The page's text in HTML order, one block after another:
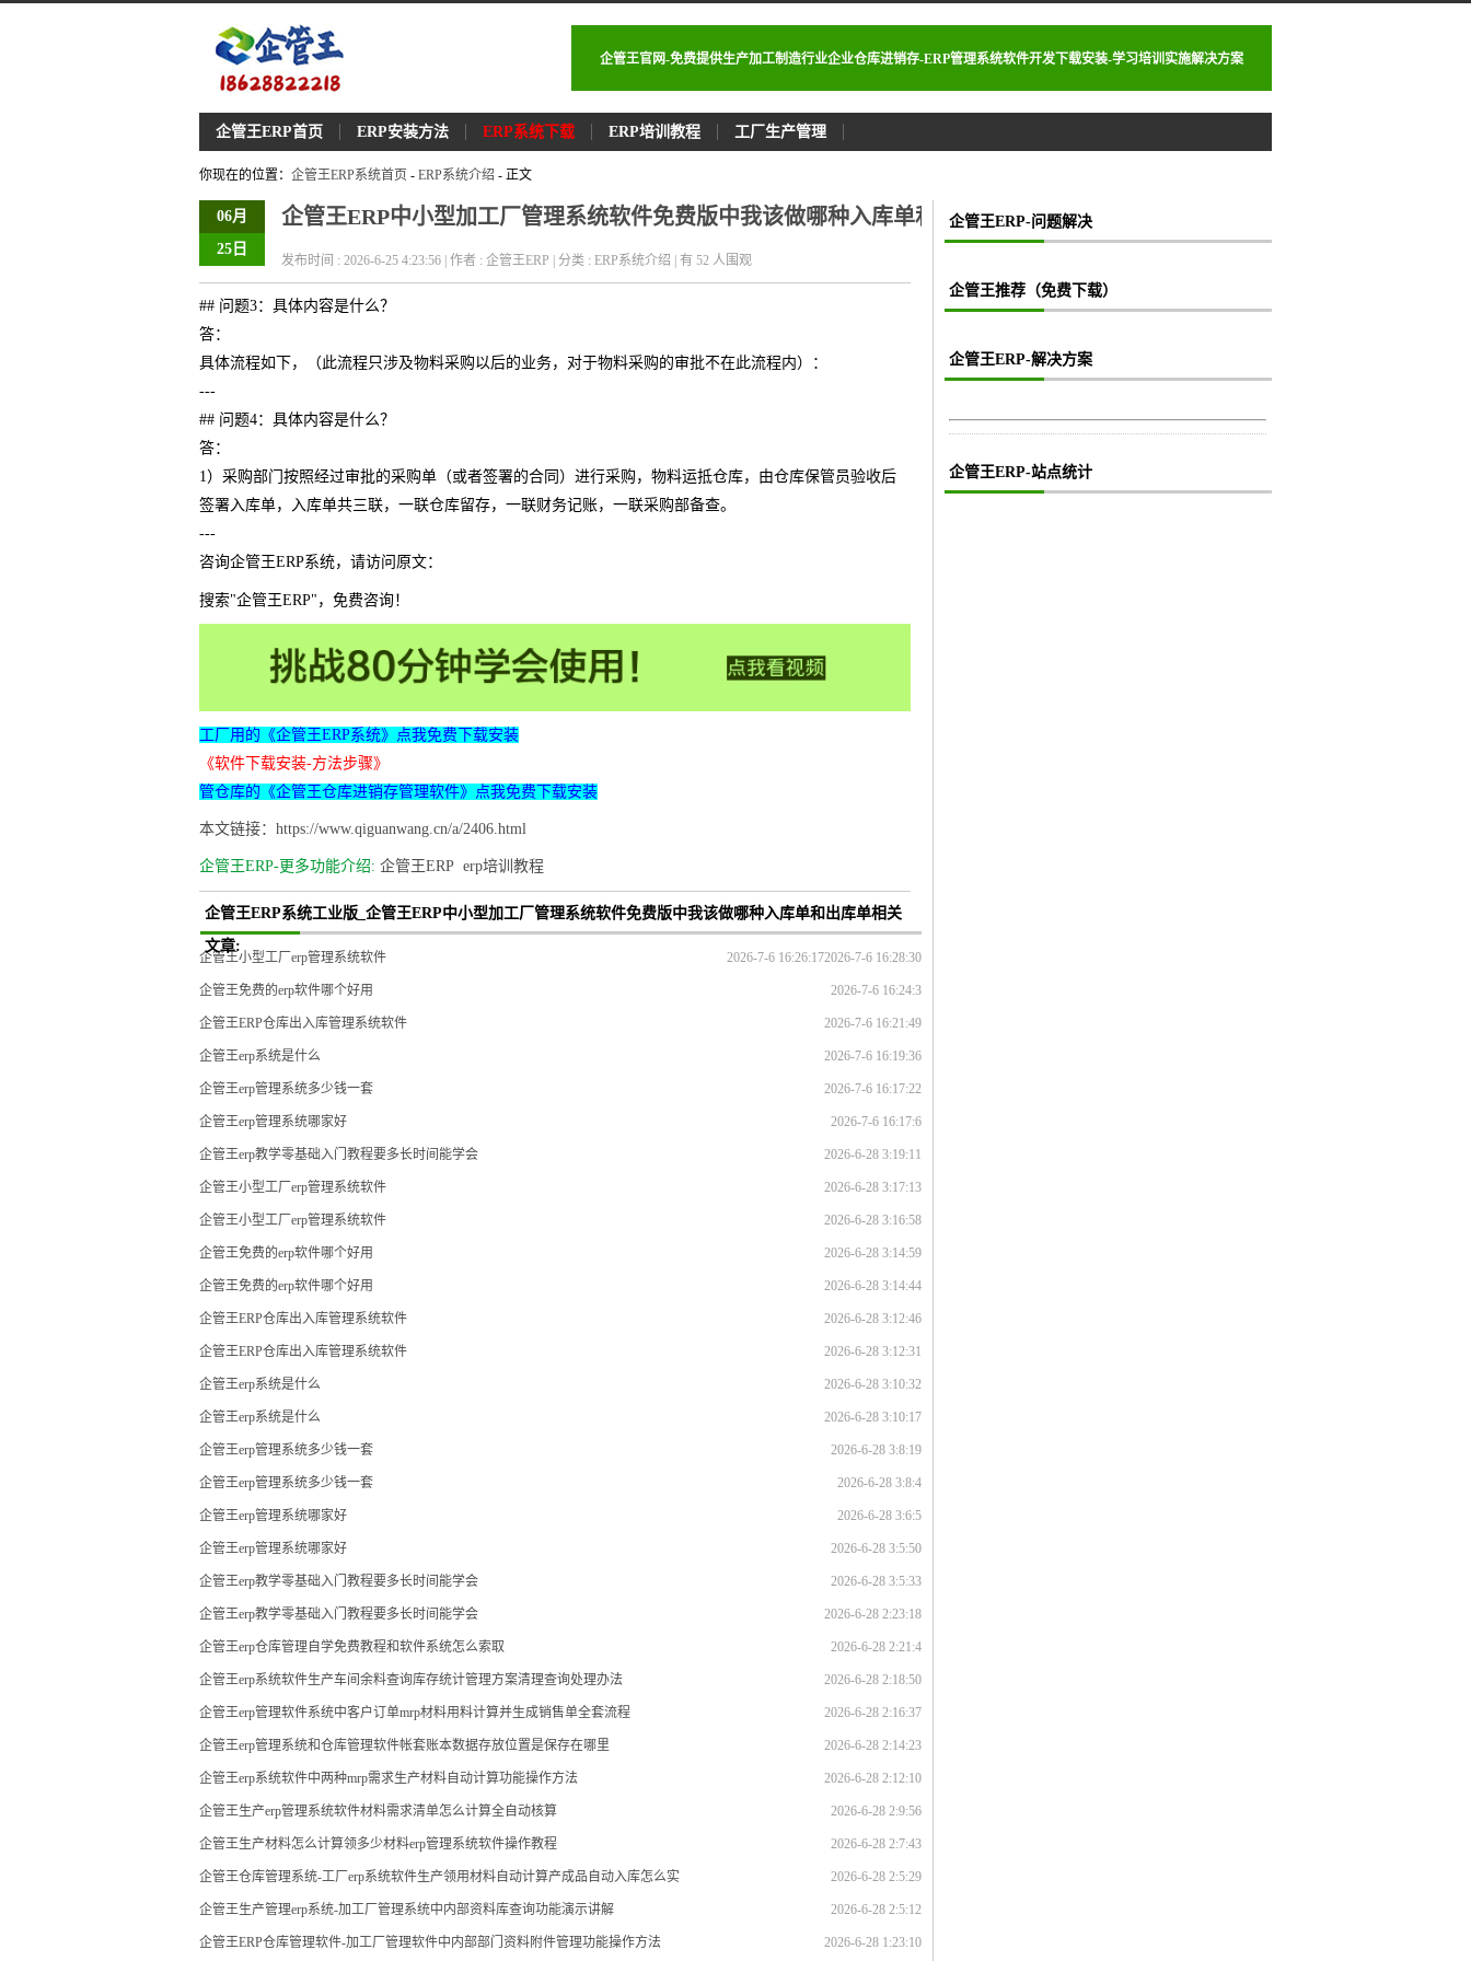
企管王官网-免费提供生产加工制造行业企业仓库进销存-ERP管理系统软件开发下载安装-学习培训实施解决方案
企管王ERP首页 ERP安装方法 ERP系统下载 ERP培训教程 工厂生产管理
你现在的位置： 企管王ERP系统首页 - ERP系统介绍 - 正文
06月
25日
企管王ERP中小型加工厂管理系统软件免费版中我该做哪种入库单和出库单
发布时间 : 2026-6-25 4:23:56 | 作者 : 企管王ERP | 分类 : ERP系统介绍 | 有 52 人围观
## 问题3：具体内容是什么？
答：
具体流程如下，（此流程只涉及物料采购以后的业务，对于物料采购的审批不在此流程内）：
---
## 问题4：具体内容是什么？
答：
1）采购部门按照经过审批的采购单（或者签署的合同）进行采购，物料运抵仓库，由仓库保管员验收后
签署入库单，入库单共三联，一联仓库留存，一联财务记账，一联采购部备查。
---
咨询企管王ERP系统，请访问原文：
搜索"企管王ERP"，免费咨询！
工厂用的《企管王ERP系统》点我免费下载安装
《软件下载安装-方法步骤》
管仓库的《企管王仓库进销存管理软件》点我免费下载安装
本文链接：https://www.qiguanwang.cn/a/2406.html
企管王ERP-更多功能介绍: 企管王ERP erp培训教程
企管王ERP系统工业版_企管王ERP中小型加工厂管理系统软件免费版中我该做哪种入库单和出库单相关
文章:
2026-7-6 16:28:30
企管王小型工厂erp管理系统软件 2026-7-6 16:26:17
企管王免费的erp软件哪个好用 2026-7-6 16:24:3
企管王ERP仓库出入库管理系统软件 2026-7-6 16:21:49
企管王erp系统是什么 2026-7-6 16:19:36
企管王erp管理系统多少钱一套 2026-7-6 16:17:22
企管王erp管理系统哪家好 2026-7-6 16:17:6
企管王erp教学零基础入门教程要多长时间能学会 2026-6-28 3:19:11
企管王小型工厂erp管理系统软件 2026-6-28 3:17:13
企管王小型工厂erp管理系统软件 2026-6-28 3:16:58
企管王免费的erp软件哪个好用 2026-6-28 3:14:59
企管王免费的erp软件哪个好用 2026-6-28 3:14:44
企管王ERP仓库出入库管理系统软件 2026-6-28 3:12:46
企管王ERP仓库出入库管理系统软件 2026-6-28 3:12:31
企管王erp系统是什么 2026-6-28 3:10:32
企管王erp系统是什么 2026-6-28 3:10:17
企管王erp管理系统多少钱一套 2026-6-28 3:8:19
企管王erp管理系统多少钱一套 2026-6-28 3:8:4
企管王erp管理系统哪家好 2026-6-28 3:6:5
企管王erp管理系统哪家好 2026-6-28 3:5:50
企管王erp教学零基础入门教程要多长时间能学会 2026-6-28 3:5:33
企管王erp教学零基础入门教程要多长时间能学会 2026-6-28 2:23:18
企管王erp仓库管理自学免费教程和软件系统怎么索取 2026-6-28 2:21:4
企管王erp系统软件生产车间余料查询库存统计管理方案清理查询处理办法 2026-6-28 2:18:50
企管王erp管理软件系统中客户订单mrp材料用料计算并生成销售单全套流程 2026-6-28 2:16:37
企管王erp管理系统和仓库管理软件帐套账本数据存放位置是保存在哪里 2026-6-28 2:14:23
企管王erp系统软件中两种mrp需求生产材料自动计算功能操作方法 2026-6-28 2:12:10
企管王生产erp管理系统软件材料需求清单怎么计算全自动核算 2026-6-28 2:9:56
企管王生产材料怎么计算领多少材料erp管理系统软件操作教程 2026-6-28 2:7:43
企管王仓库管理系统-工厂erp系统软件生产领用材料自动计算产成品自动入库怎么实
现
2026-6-28 2:5:29
企管王生产管理erp系统-加工厂管理系统中内部资料库查询功能演示讲解 2026-6-28 2:5:12
企管王ERP仓库管理软件-加工厂管理软件中内部部门资料附件管理功能操作方法 2026-6-28 1:23:10
企管王ERP-问题解决
企管王推荐（免费下载）
企管王ERP-解决方案
企管王ERP-站点统计